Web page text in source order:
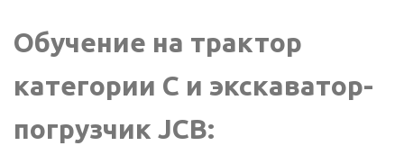
Обучение на трактор
категории C и экскаватор-
погрузчик JCB: